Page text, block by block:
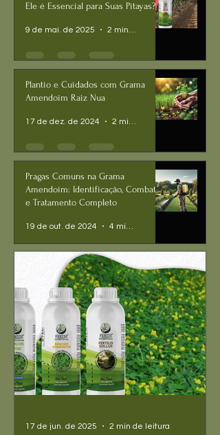
Ele é Essencial para Suas Pitayas?
9 de mai. de 2025 2 min de leitura
Plantio e Cuidados com Grama
Amendoim Raiz Nua
17 de dez. de 2024 2 min de leitura
Pragas Comuns na Grama
Amendoim: Identificação, Combate
e Tratamento Completo
19 de out. de 2024 4 min de leitura
17 de jun. de 2025 2 min de leitura